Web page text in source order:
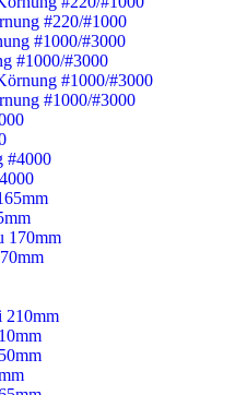
#220/#1000
#1000/#3000
#1000/#3000